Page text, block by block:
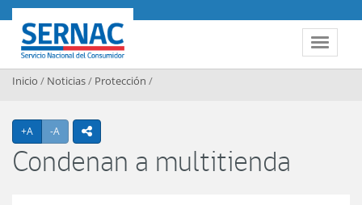
Contenido principal
Toggle
SERNAC
Inicio / Noticias/ Protección /
+A Agrandar texto
-A Achicar textoicono compartir
Condenan a multitienda